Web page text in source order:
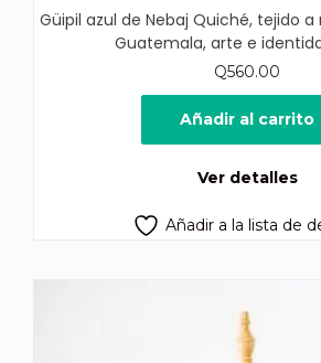
Güipil azul de Nebaj Quiché, tejido
Guatemala, arte e
Q560.00
Añadir al carrito
Ver detalles
Añadir a la lista de